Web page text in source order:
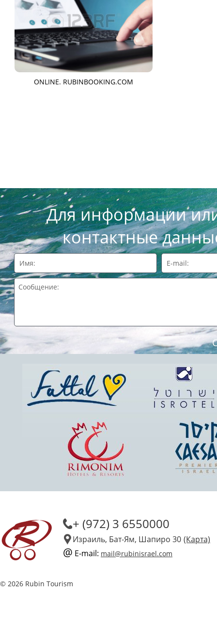
ONLINE. RUBINBOOKING.COM
Для информации
контактные
+ (972) 3 6550000
Израиль, Бат-Ям, Шапиро 30 (Карта)
@ E-mail: mail@rubinisrael.com
© 2026 Rubin Tourism